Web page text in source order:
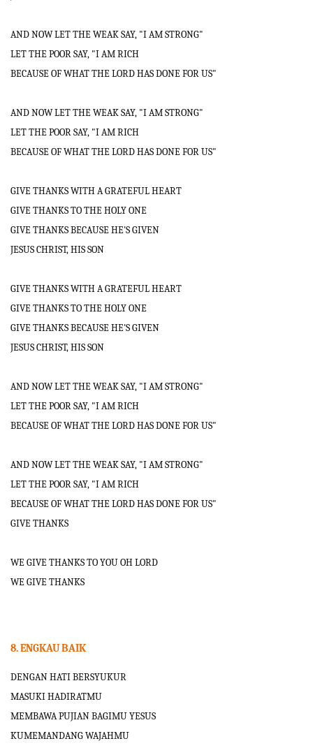
AND NOW LET THE WEAK SAY, "I AM STRONG"
LET THE POOR SAY, "I AM RICH
BECAUSE OF WHAT THE LORD HAS DONE FOR US"
AND NOW LET THE WEAK SAY, "I AM STRONG"
LET THE POOR SAY, "I AM RICH
BECAUSE OF WHAT THE LORD HAS DONE FOR US"
GIVE THANKS WITH A GRATEFUL HEART
GIVE THANKS TO THE HOLY ONE
GIVE THANKS BECAUSE HE'S GIVEN
JESUS CHRIST, HIS SON
GIVE THANKS WITH A GRATEFUL HEART
GIVE THANKS TO THE HOLY ONE
GIVE THANKS BECAUSE HE'S GIVEN
JESUS CHRIST, HIS SON
AND NOW LET THE WEAK SAY, "I AM STRONG"
LET THE POOR SAY, "I AM RICH
BECAUSE OF WHAT THE LORD HAS DONE FOR US"
AND NOW LET THE WEAK SAY, "I AM STRONG"
LET THE POOR SAY, "I AM RICH
BECAUSE OF WHAT THE LORD HAS DONE FOR US"
GIVE THANKS
WE GIVE THANKS TO YOU OH LORD
WE GIVE THANKS
8. ENGKAU BAIK
DENGAN HATI BERSYUKUR
MASUKI HADIRATMU
MEMBAWA PUJIAN BAGIMU YESUS
KUMEMANDANG WAJAHMU